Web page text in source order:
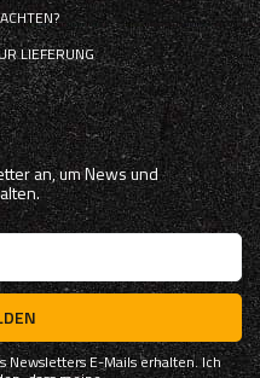
LIEFERUNG
an, um News und
E-Mails erhalten. Ich